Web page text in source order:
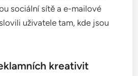
publika a optimalizaci
Tyto techniky pomáhají
a udržení zákazníků tím, že
uživatelů.